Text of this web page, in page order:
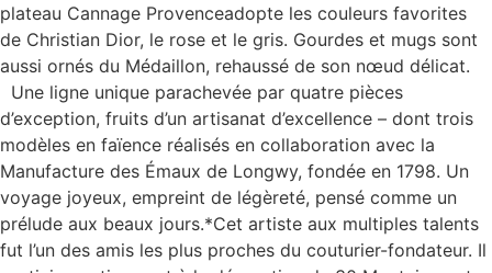
plateau Cannage Provenceadopte les couleurs favorites
de Christian Dior, le rose et le gris. Gourdes et mugs sont
aussi ornés du Médaillon, rehaussé de son nœud délicat.
Une ligne unique parachevée par quatre pièces
d’exception, fruits d’un artisanat d’excellence – dont trois
modèles en faïence réalisés en collaboration avec la
Manufacture des Émaux de Longwy, fondée en 1798. Un
voyage joyeux, empreint de légèreté, pensé comme un
prélude aux beaux jours.*Cet artiste aux multiples talents
fut l’un des amis les plus proches du couturier-fondateur. Il